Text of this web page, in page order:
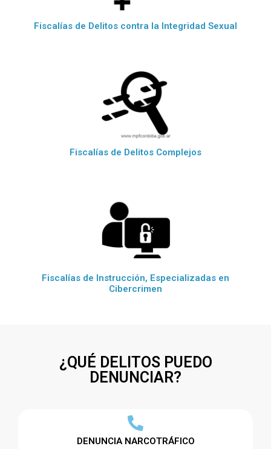
Fiscalías de Delitos contra la Integridad Sexual
Fiscalías de Delitos Complejos
Fiscalías de Instrucción, Especializadas en
Cibercrimen
¿QUÉ DELITOS PUEDO
DENUNCIAR?
DENUNCIA NARCOTRÁFICO